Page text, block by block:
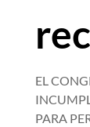
EL
PARA